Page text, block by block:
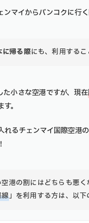
ンマイからバンコクに行
に帰る際にも、利用するこ
た小さな空港ですが、現在
。
れるチェンマイ国際空港の
港の割にはどちらも悪く
線」を利用する方は、以